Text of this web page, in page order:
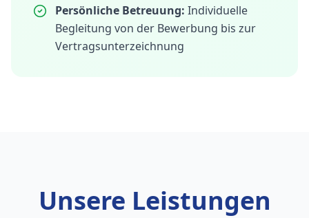
Persönliche Betreuung: Individuelle
Begleitung von der Bewerbung bis zur
Vertragsunterzeichnung
Unsere Leistungen